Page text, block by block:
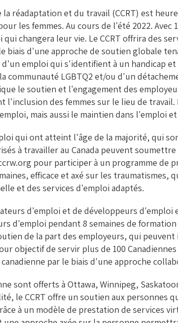
la réadaptation et du travail (CCRT) est
les femmes. Au cours de l'été 2022.
changera leur vie. Le CCRT offrira des
biais d'une approche de soutien globale
d'un emploi qui s'identifient à un handicap
communauté LGBTQ2 et/ou d'un
le soutien et l'engagement des
l'inclusion des femmes sur le lieu de
mais aussi le maintien dans l'emploi
qui ont atteint l'âge de la majorité, qui
à travailler au Canada peuvent
pour participer à un programme de
efficace et axé sur les traumatismes,
et des services d'emploi adaptés.
d'emploi et de développeurs
d'emploi pendant 8 semaines de
de la part des employeurs, qui
objectif de servir plus de 100
par le biais d'une approche
sont offerts à Ottawa, Winnipeg,
le CCRT offre un soutien aux personnes
à un modèle de prestation de services